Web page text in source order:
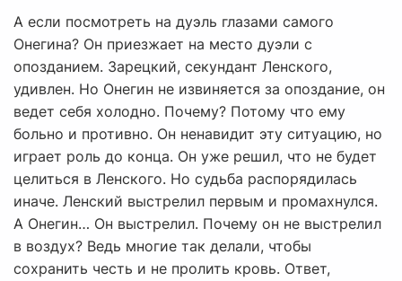
А если посмотреть на дуэль глазами самого
Онегина? Он приезжает на место дуэли с
опозданием. Зарецкий, секундант Ленского,
удивлен. Но Онегин не извиняется за опоздание, он
ведет себя холодно. Почему? Потому что ему
больно и противно. Он ненавидит эту ситуацию, но
играет роль до конца. Он уже решил, что не будет
целиться в Ленского. Но судьба распорядилась
иначе. Ленский выстрелил первым и промахнулся.
А Онегин… Он выстрелил. Почему он не выстрелил
в воздух? Ведь многие так делали, чтобы
сохранить честь и не пролить кровь. Ответ,